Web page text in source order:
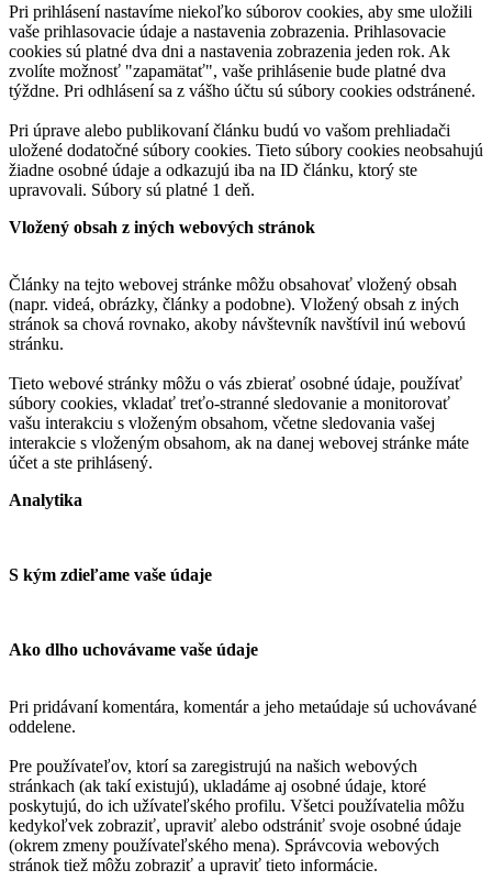
Pri prihlásení nastavíme niekoľko súborov cookies, aby sme uložili
vaše prihlasovacie údaje a nastavenia zobrazenia. Prihlasovacie
cookies sú platné dva dni a nastavenia zobrazenia jeden rok. Ak
zvolíte možnosť "zapamätať", vaše prihlásenie bude platné dva
týždne. Pri odhlásení sa z vášho účtu sú súbory cookies odstránené.
Pri úprave alebo publikovaní článku budú vo vašom prehliadači
uložené dodatočné súbory cookies. Tieto súbory cookies neobsahujú
žiadne osobné údaje a odkazujú iba na ID článku, ktorý ste
upravovali. Súbory sú platné 1 deň.
Vložený obsah z iných webových stránok
Články na tejto webovej stránke môžu obsahovať vložený obsah
(napr. videá, obrázky, články a podobne). Vložený obsah z iných
stránok sa chová rovnako, akoby návštevník navštívil inú webovú
stránku.
Tieto webové stránky môžu o vás zbierať osobné údaje, používať
súbory cookies, vkladať treťo-stranné sledovanie a monitorovať
vašu interakciu s vloženým obsahom, včetne sledovania vašej
interakcie s vloženým obsahom, ak na danej webovej stránke máte
účet a ste prihlásený.
Analytika
S kým zdieľame vaše údaje
Ako dlho uchovávame vaše údaje
Pri pridávaní komentára, komentár a jeho metaúdaje sú uchovávané
oddelene.
Pre používateľov, ktorí sa zaregistrujú na našich webových
stránkach (ak takí existujú), ukladáme aj osobné údaje, ktoré
poskytujú, do ich užívateľského profilu. Všetci používatelia môžu
kedykoľvek zobraziť, upraviť alebo odstrániť svoje osobné údaje
(okrem zmeny používateľského mena). Správcovia webových
stránok tiež môžu zobraziť a upraviť tieto informácie.